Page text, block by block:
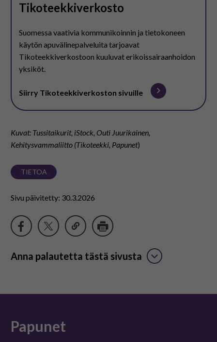
Tikoteekkiverkosto
Suomessa vaativia kommunikoinnin ja tietokoneen
käytön apuvälinepalveluita tarjoavat
Tikoteekkiverkostoon kuuluvat erikoissairaanhoidon
yksiköt.
Siirry Tikoteekkiverkoston sivuille
Kuvat: Tussitaikurit, iStock, Outi Juurikainen,
Kehitysvammaliitto (Tikoteekki, Papunet)
TIETOA
Sivu päivitetty: 30.3.2026
Anna palautetta tästä sivusta
Papunet